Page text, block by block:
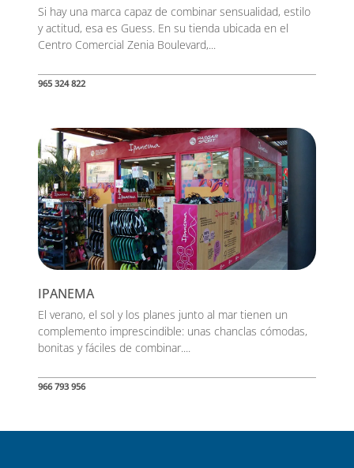
Si hay una marca capaz de combinar sensualidad, estilo
y actitud, esa es Guess. En su tienda ubicada en el
Centro Comercial Zenia Boulevard,...
965 324 822
IPANEMA
El verano, el sol y los planes junto al mar tienen un
complemento imprescindible: unas chanclas cómodas,
bonitas y fáciles de combinar....
966 793 956